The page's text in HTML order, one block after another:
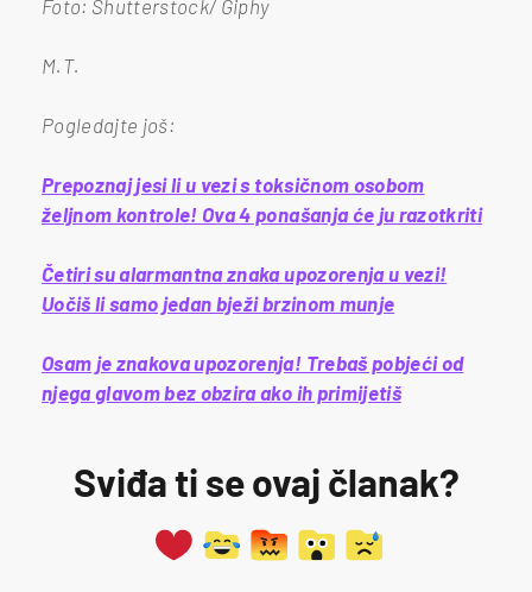
Foto: Shutterstock/ Giphy
M.T.
Pogledajte još:
Prepoznaj jesi li u vezi s toksičnom osobom
željnom kontrole! Ova 4 ponašanja će ju razotkriti
Četiri su alarmantna znaka upozorenja u vezi!
Uočiš li samo jedan bježi brzinom munje
Osam je znakova upozorenja! Trebaš pobjeći od
njega glavom bez obzira ako ih primijetiš
Sviđa ti se ovaj članak?